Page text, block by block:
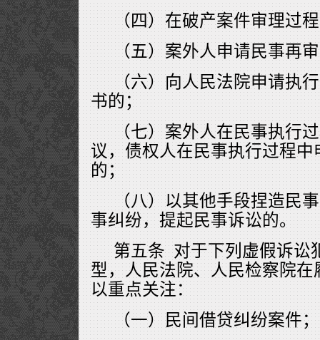
（四）在破产案件审理过
（五）案外人申请民事再
（六）向人民法院申请执
书的；
（七）案外人在民事执行
议，债权人在民事执行过程
的；
（八）以其他手段捏造民
事纠纷，提起民事诉讼的。
第五条 对于下列虚假诉讼
型，人民法院、人民检察院
以重点关注：
（一）民间借贷纠纷案件；